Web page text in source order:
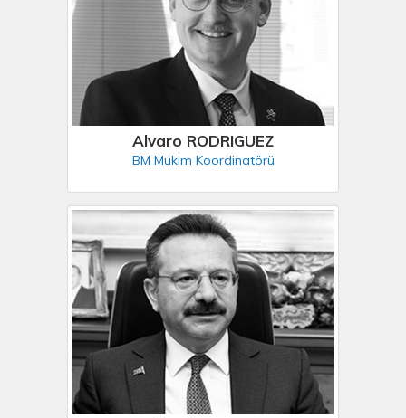
Alvaro RODRIGUEZ
BM Mukim Koordinatörü